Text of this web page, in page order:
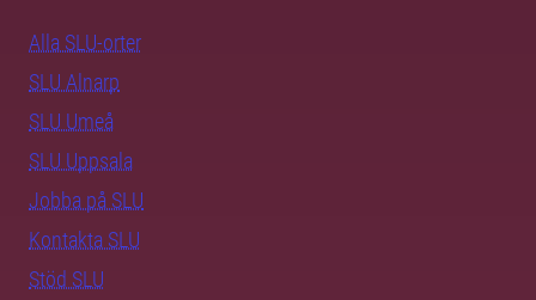
Alla SLU-orter
SLU Alnarp
SLU Umeå
SLU Uppsala
Jobba på SLU
Kontakta SLU
Stöd SLU